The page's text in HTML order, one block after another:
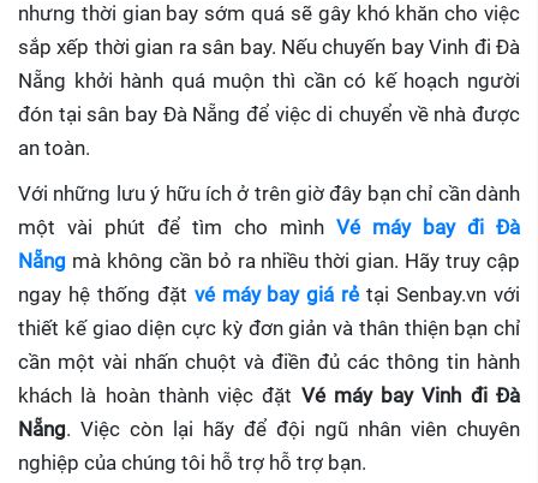
nhưng thời gian bay sớm quá sẽ gây khó khăn cho việc
sắp xếp thời gian ra sân bay. Nếu chuyến bay Vinh đi Đà
Nẵng khởi hành quá muộn thì cần có kế hoạch người
đón tại sân bay Đà Nẵng để việc di chuyển về nhà được
an toàn.
Với những lưu ý hữu ích ở trên giờ đây bạn chỉ cần dành
một vài phút để tìm cho mình Vé máy bay đi Đà
Nẵng mà không cần bỏ ra nhiều thời gian. Hãy truy cập
ngay hệ thống đặt vé máy bay giá rẻ tại Senbay.vn với
thiết kế giao diện cực kỳ đơn giản và thân thiện bạn chỉ
cần một vài nhấn chuột và điền đủ các thông tin hành
khách là hoàn thành việc đặt Vé máy bay Vinh đi Đà
Nẵng. Việc còn lại hãy để đội ngũ nhân viên chuyên
nghiệp của chúng tôi hỗ trợ hỗ trợ bạn.